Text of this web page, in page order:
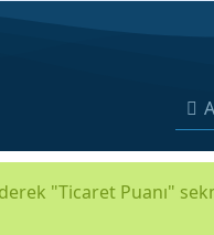
"Ticaret Puanı"